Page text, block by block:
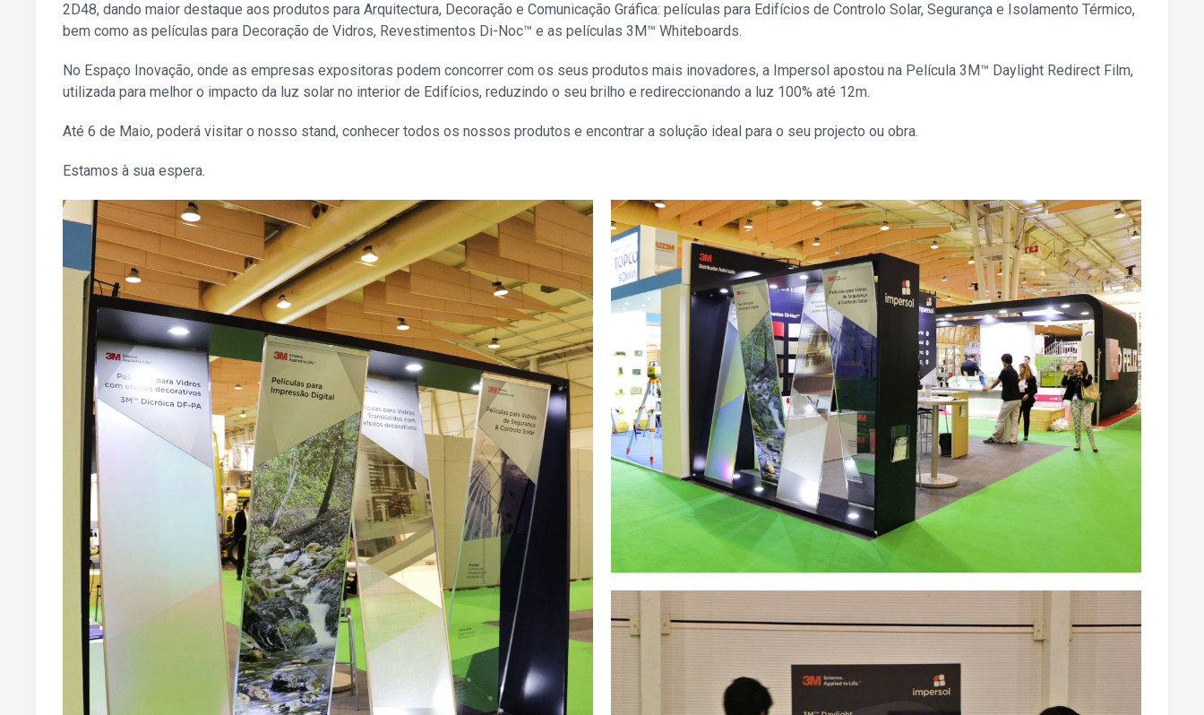
2D48, dando maior destaque aos produtos para Arquitectura, Decoração e Comunicação Gráfica: películas para Edifícios de Controlo Solar, Segurança e Isolamento Térmico,
bem como as películas para Decoração de Vidros, Revestimentos Di-Noc™ e as películas 3M™ Whiteboards.
No Espaço Inovação, onde as empresas expositoras podem concorrer com os seus produtos mais inovadores, a Impersol apostou na Película 3M™ Daylight Redirect Film,
utilizada para melhor o impacto da luz solar no interior de Edifícios, reduzindo o seu brilho e redireccionando a luz 100% até 12m.
Até 6 de Maio, poderá visitar o nosso stand, conhecer todos os nossos produtos e encontrar a solução ideal para o seu projecto ou obra.
Estamos à sua espera.